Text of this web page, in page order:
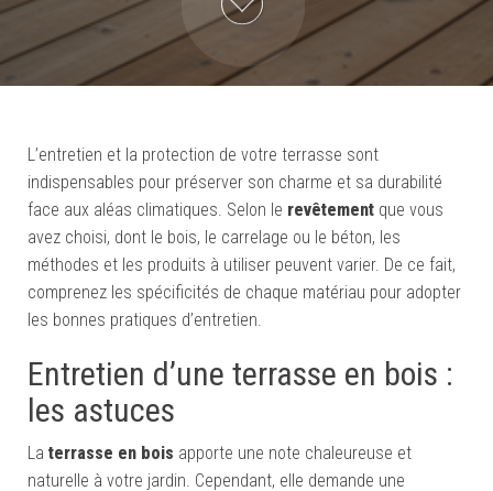
L’entretien et la protection de votre terrasse sont
indispensables pour préserver son charme et sa durabilité
face aux aléas climatiques. Selon le revêtement que vous
avez choisi, dont le bois, le carrelage ou le béton, les
méthodes et les produits à utiliser peuvent varier. De ce fait,
comprenez les spécificités de chaque matériau pour adopter
les bonnes pratiques d’entretien.
Entretien d’une terrasse en bois :
les astuces
La terrasse en bois apporte une note chaleureuse et
naturelle à votre jardin. Cependant, elle demande une